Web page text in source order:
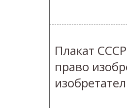
Плакат
право